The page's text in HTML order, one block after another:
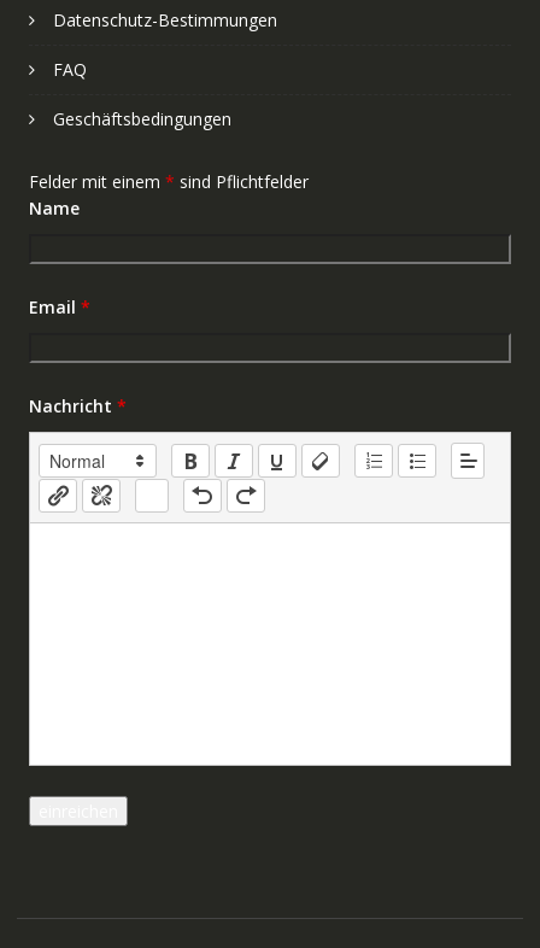
Datenschutz-Bestimmungen
FAQ
Geschäftsbedingungen
Felder mit einem * sind Pflichtfelder
Name
Email *
Nachricht *